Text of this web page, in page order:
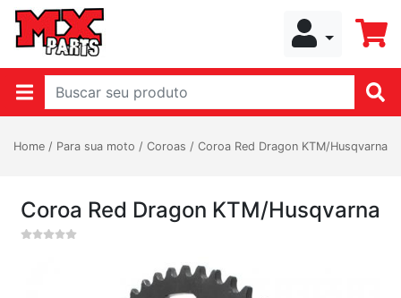
Home / Para sua moto / Coroas / Coroa Red Dragon KTM/Husqvarna
Coroa Red Dragon KTM/Husqvarna